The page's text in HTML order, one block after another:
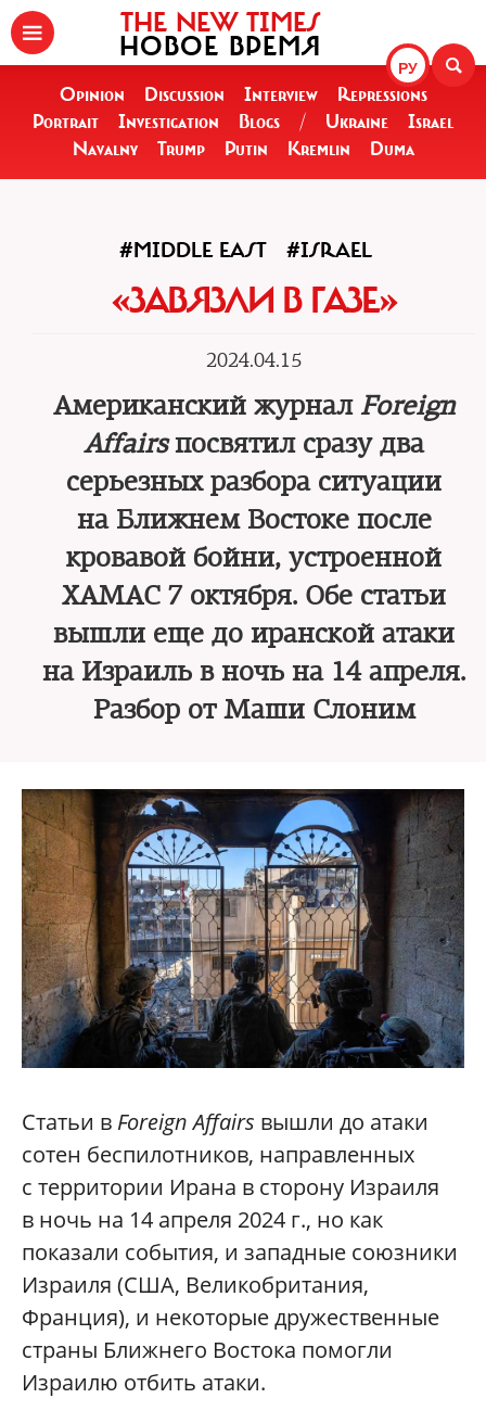
РУ
THE NEW TIMES
НОВОЕ ВРЕМЯ
Opinion Discussion Interview
Repressions
Portrait
Investigation Blogs / Ukraine
Israel
Navalny
Trump Putin Kremlin Duma
#MIDDLE EAST #ISRAEL
«ЗАВЯЗЛИ В ГАЗЕ»
2024.04.15
Американский журнал Foreign
Affairsпосвятил сразу два
серьезных разбора ситуации
на Ближнем Востоке после
кровавой бойни, устроенной
ХАМАС 7 октября. Обе статьи
вышли еще до иранской атаки
на Израиль в ночь на 14 апреля.
Разбор от Маши Слоним
Статьи в Foreign Affairs вышли до атаки
сотен беспилотников, направленных
с территории Ирана в сторону Израиля
в ночь на 14 апреля 2024 г., но как
показали события, и западные союзники
Израиля (США, Великобритания,
Франция), и некоторые дружественные
страны Ближнего Востока помогли
Израилю отбить атаки.